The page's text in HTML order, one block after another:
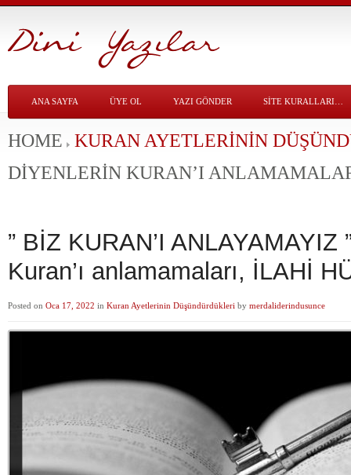
ANA SAYFA ÜYE OL YAZI GÖNDER SITE KURALLARI…
HOME KURAN AYETLERININ
DIYENLERIN KURAN’I
” BİZ KURAN’I ANLAYAMAYIZ
Kuran’ı anlamamaları, İLAHİ
Posted on Oca 17, 2022 in Kuran Ayetlerinin Düşündürdükleri by merdaliderindusunce